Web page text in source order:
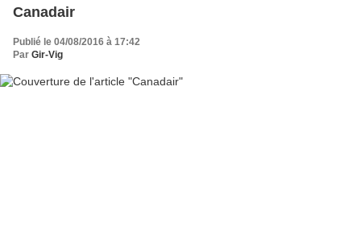
Canadair
Publié le 04/08/2016 à 17:42
Par Gir-Vig